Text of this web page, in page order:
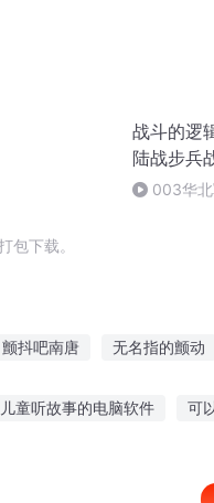
战斗的逻
陆战步兵
003华
包下载。
颤抖吧南唐 无名指的颤动
儿童听故事的电脑软件 可